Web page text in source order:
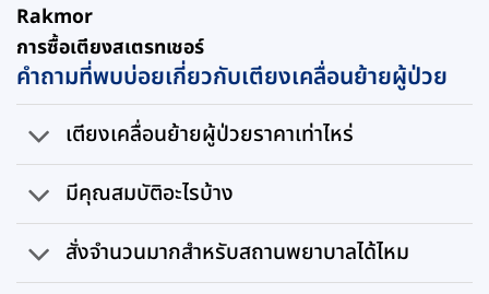
Rakmor
การซื้อเตียงสเตรทเชอร์
คำถามที่พบบ่อยเกี่ยวกับเตียงเคลื่อนย้ายผู้ป่วย
เตียงเคลื่อนย้ายผู้ป่วยราคาเท่าไหร่
มีคุณสมบัติอะไรบ้าง
สั่งจำนวนมากสำหรับสถานพยาบาลได้ไหม